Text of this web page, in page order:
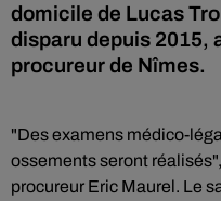
domicile de Lucas
disparu depuis 2015,
procureur de Nîmes.
"Des examens médico-
ossements seront
procureur Eric Maurel. Le